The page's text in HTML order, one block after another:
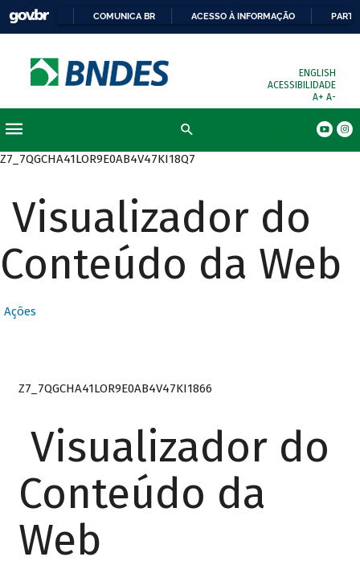
COMUNICA BR ACESSO À INFORMAÇÃO
ENGLISH
ACESSIBILIDADE
A+ A-
Z7_7QGCHA41LOR9E0AB4V47KI18Q7
Visualizador do
Conteúdo da Web
Ações
Z7_7QGCHA41LOR9E0AB4V47KI1866
Visualizador do
Conteúdo da
Web